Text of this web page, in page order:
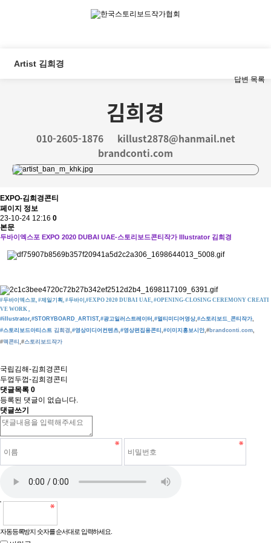
Artist 김희경
김희경
010-2605-1876
killust2878@hanmail.net
brandconti.com
답변 목록
EXPO-김희경콘티
페이지 정보
23-10-24 12:16 0
본문
두바이엑스포 EXPO 2020 DUBAI UAE-스토리보 드콘티작가 Illustrator 김희경
#두바이엑스포, #제일기획, #두바이,#EXPO 2020 DUBAI UAE, #OPENING-CLOSING CEREMONY CREATI
VE WORK ,
#illustrator,#STORYBOARD_ARTIST,#광고일러스트레이터 ,#멀티미디어영상,#스토리보드_콘티작가,
#스토리보드아티스트 김희경,#영상미디어컨텐츠,#영상편집용콘티 ,#이미지홍보시안,# brandconti.com,
#맥콘티 ,#스토리보드작가
국립김해-김희경콘티
두껍두껍-김희경콘티
댓글목록 0
등록된 댓글이 없습니다.
댓글쓰기
자동등록방지 숫자를 순서대로 입력하세요.